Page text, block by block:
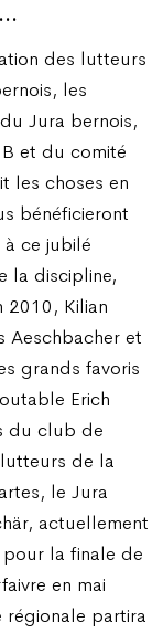
des lutteurs
les
Jura bernois,
et du comité
les choses en
bénéficieront
ce jubilé
la discipline,
Kilian
Aeschbacher et
grands favoris
Erich
du club de
lutteurs de la
le Jura
actuellement
la finale de
en mai
régionale partira